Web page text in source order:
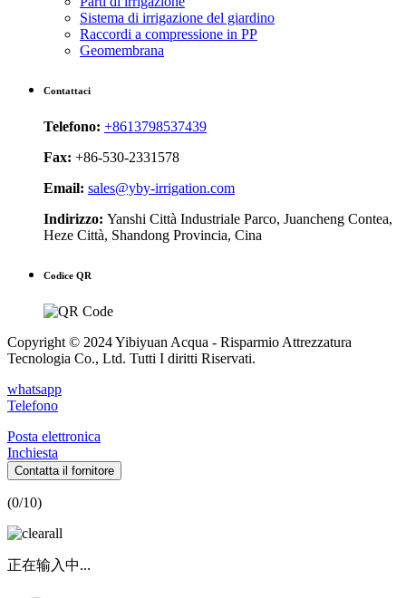
Sistema di irrigazione del giardino
Raccordi a compressione in PP
Geomembrana
Contattaci
Telefono: +8613798537439
Fax: +86-530-2331578
Email: sales@yby-irrigation.com
Indirizzo: Yanshi Città Industriale Parco, Juancheng Contea,
Heze Città, Shandong Provincia, Cina
Codice QR
Copyright © 2024 Yibiyuan Acqua - Risparmio Attrezzatura
Tecnologia Co., Ltd. Tutti I diritti Riservati.
whatsapp
Telefono
Posta elettronica
Inchiesta
Contatta il fornitore
(0/10)
正在输入中...